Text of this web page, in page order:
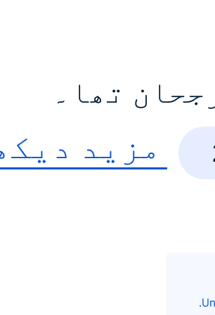
تھا۔
مزید